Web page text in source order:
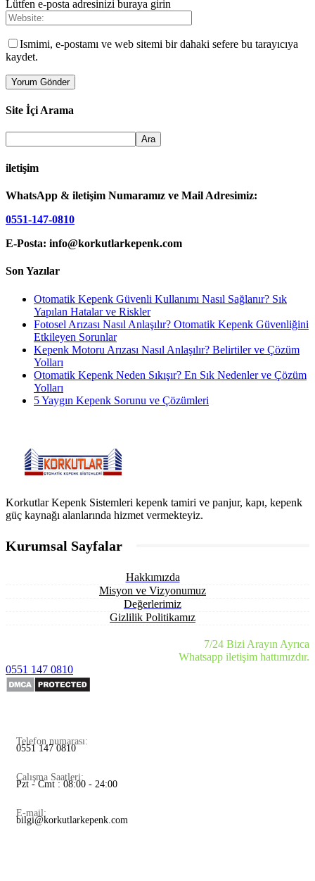
Lütfen e-posta adresinizi buraya girin
Ismimi, e-postamı ve web sitemi bir dahaki sefere bu tarayıcıya
kaydet.
Site İçi Arama
iletişim
WhatsApp & iletişim Numaramız ve Mail Adresimiz:
0551-147-0810
E-Posta: info@korkutlarkepenk.com
Son Yazılar
Otomatik Kepenk Güvenli Kullanımı Nasıl Sağlanır? Sık
Yapılan Hatalar ve Riskler
Fotosel Arızası Nasıl Anlaşılır? Otomatik Kepenk Güvenliğini
Etkileyen Sorunlar
Kepenk Motoru Arızası Nasıl Anlaşılır? Belirtiler ve Çözüm
Yolları
Otomatik Kepenk Neden Sıkışır? En Sık Nedenler ve Çözüm
Yolları
5 Yaygın Kepenk Sorunu ve Çözümleri
Korkutlar Kepenk Sistemleri kepenk tamiri ve panjur, kapı, kepenk
güç kaynağı alanlarında hizmet vermekteyiz.
Kurumsal Sayfalar
Hakkımızda
Misyon ve Vizyonumuz
Değerlerimiz
Gizlilik Politikamız
7/24 Bizi Arayın Ayrıca
Whatsapp iletişim hattımızdır.
0551 147 0810
Telefon numarası:
0551 147 0810
Çalışma Saatleri:
Pzt - Cmt : 08:00 - 24:00
E-mail:
bilgi@korkutlarkepenk.com